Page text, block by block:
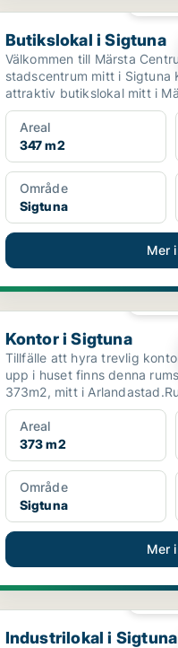
i Sigtuna
Butikslokal i Sigtuna
Välkommen till Märsta
stadscentrum mitt i Sigtuna
attraktiv butikslokal mitt i
347 ...
Areal
347 m2
Område
Sigtuna
Mer
i Sigtuna
Kontor i Sigtuna
Tillfälle att hyra trevlig
upp i huset finns denna
373m2, mitt i
Areal
373 m2
Område
Sigtuna
Mer
i Sigtuna
Industrilokal i Sigtuna